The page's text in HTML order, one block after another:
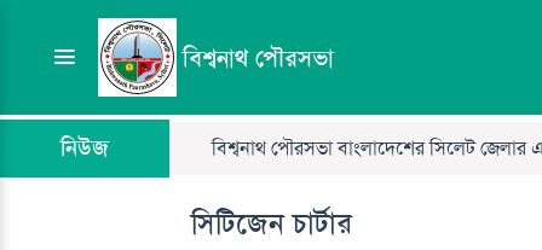
বিশ্বনাথ পৌরসভা
নিউজ বিশ্বনাথ পৌরসভা বাংলাদেশের সিলেট জেলার
সিটিজেন চার্টার